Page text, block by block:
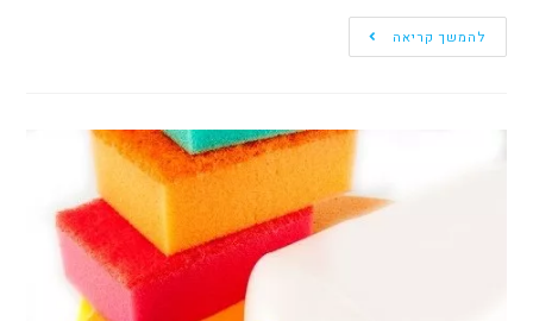
להמשך קריאה